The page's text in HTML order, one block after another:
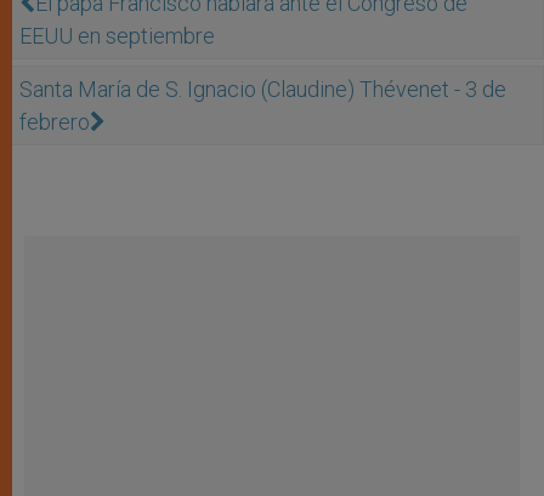
EEUU en septiembre
Santa María de S. Ignacio (Claudine) Thévenet - 3 de
febrero